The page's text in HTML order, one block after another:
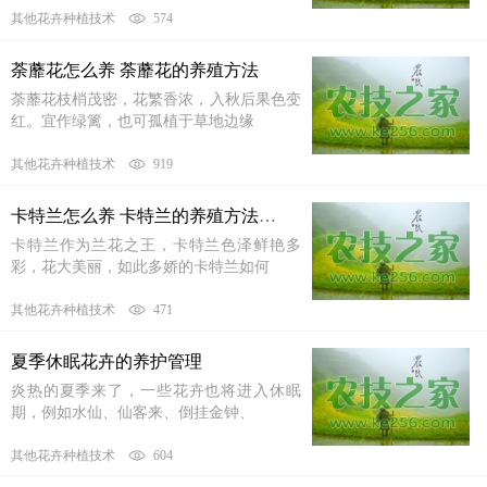
其他花卉种植技术 574
荼蘼花怎么养 荼蘼花的养殖方法
荼蘼花枝梢茂密，花繁香浓，入秋后果色变
红。宜作绿篱，也可孤植于草地边缘
其他花卉种植技术 919
卡特兰怎么养 卡特兰的养殖方法与注意事项
卡特兰作为兰花之王，卡特兰色泽鲜艳多
彩，花大美丽，如此多娇的卡特兰如何
其他花卉种植技术 471
夏季休眠花卉的养护管理
炎热的夏季来了，一些花卉也将进入休眠
期，例如水仙、仙客来、倒挂金钟、
其他花卉种植技术 604